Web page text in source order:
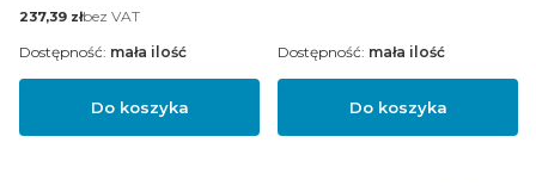
Cena
237,39 złbez VAT
Do koszyka
Dostępność: mała ilość
Do koszyka
Dostępność: mała ilość